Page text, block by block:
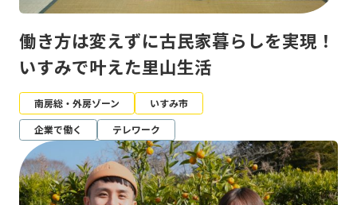
働き方は変えずに古民家暮らしを実現！
いすみで叶えた里山生活
南房総・外房ゾーン
いすみ市
企業で働く
テレワーク